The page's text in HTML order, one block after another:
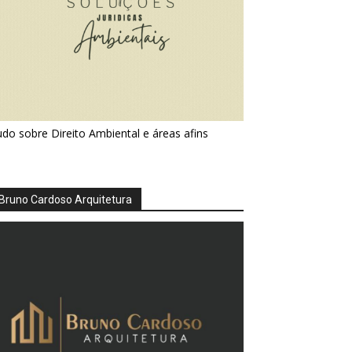
sobre Direito Ambiental e áreas afins
Cardoso Arquitetura